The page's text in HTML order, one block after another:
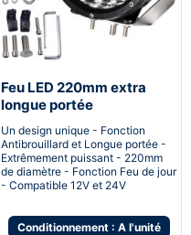
Feu LED 220mm extra
longue portée
antibrouillard camion SUV
4x4 Bateau
Un design unique - Fonction
Antibrouillard et Longue portée -
Extrêmement puissant - 220mm
de diamètre - Fonction Feu de jour
- Compatible 12V et 24V
Conditionnement : A l'unité